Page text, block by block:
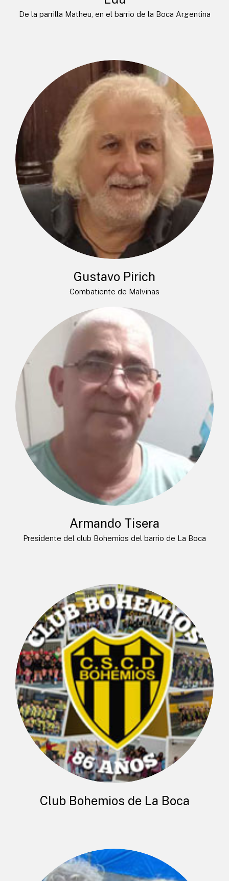
De la parrilla Matheu, en el barrio de la Boca Argentina
Gustavo Pirich
Combatiente de Malvinas
Armando Tisera
Presidente del club Bohemios del barrio de La Boca
Club Bohemios de La Boca